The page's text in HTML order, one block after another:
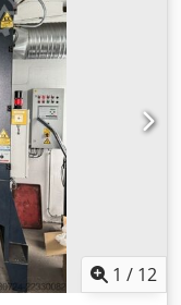
leveringen zijn
zonder garanties.
bezichtiging
maken. Bel
Djdpfxszki Ags
3 5391 LR
1 / 12